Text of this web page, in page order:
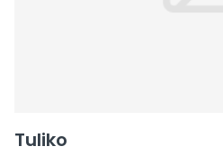
Tuliko